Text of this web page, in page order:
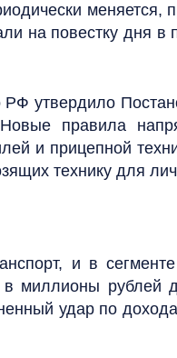
меняется,
на повестку дня
утвердило
правила
и прицепной
технику для
и в
миллионы рублей
удар по